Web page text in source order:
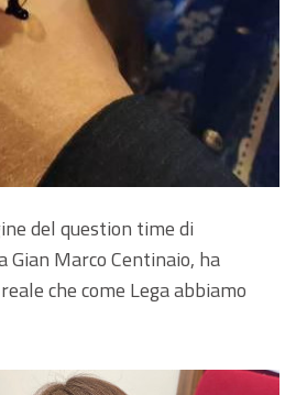
del question time di
Marco Centinaio, ha
che come Lega abbiamo